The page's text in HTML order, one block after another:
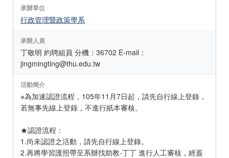
承辦單位
行政管理暨政策學系
承辦人員
丁敬明 約聘組員 分機：36702 E-mail：
jingmingting@thu.edu.tw
活動簡介
※為加速認證流程，105年11月7日起，請先自行線上登錄，
若無事先線上登錄，不進行紙本審核。
★認證流程：
1.尚未認證之活動，請先自行線上登錄。
2.再將學習護照帶至系辦找助教-丁丁 進行人工審核，經蓋